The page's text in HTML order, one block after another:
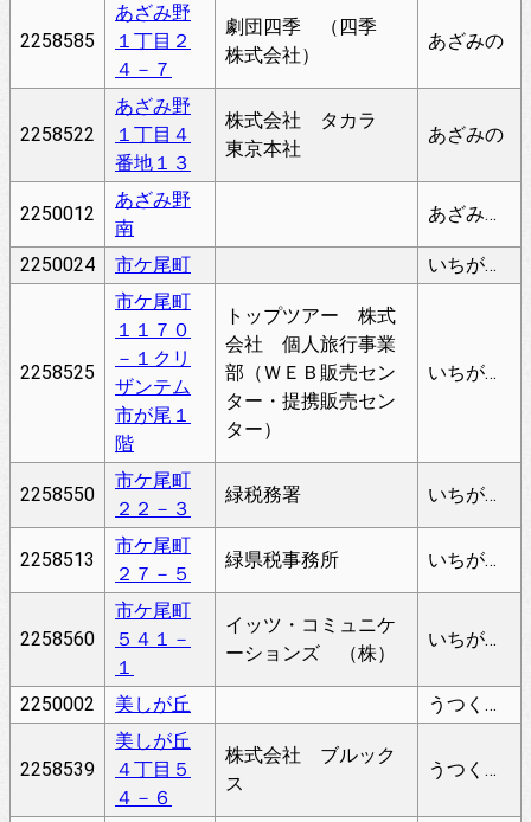
2258585
あざみ野
１丁目２
４－７
劇団四季 （四季
株式会社）
あざみの
2258522
あざみ野
１丁目４
番地１３
株式会社 タカラ
東京本社
あざみの
2250012
あざみ野
南
あざみのみなみ
2250024 市ケ尾町 いちがおちょう
2258525
市ケ尾町
１１７０
－１クリ
ザンテム
市が尾１
階
トップツアー 株式
会社 個人旅行事業
部（ＷＥＢ販売セン
ター・提携販売セン
ター）
いちがおちょう
2258550
市ケ尾町
２２－３
緑税務署 いちがおちょう
2258513
市ケ尾町
２７－５
緑県税事務所 いちがおちょう
2258560
市ケ尾町
５４１－
１
イッツ・コミュニケ
ーションズ （株）
いちがおちょう
2250002 美しが丘 うつくしがおか
2258539
美しが丘
４丁目５
４－６
株式会社 ブルック
ス
うつくしがおか